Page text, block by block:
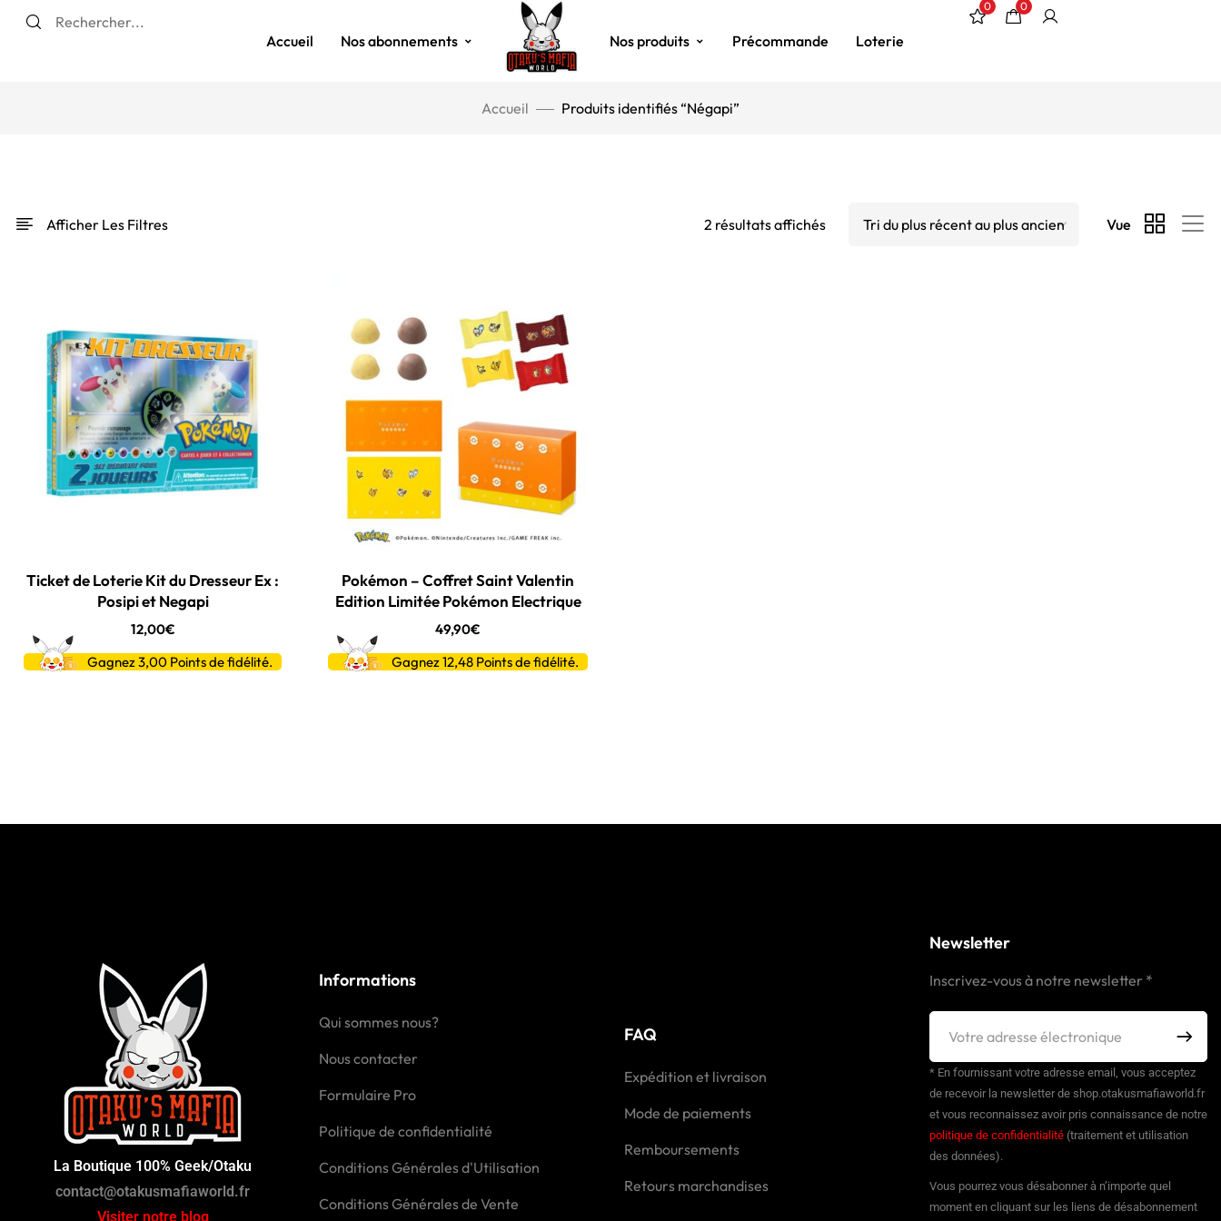
Accueil Nos abonnements Nos produits Précommande Loterie
0 0
Accueil Produits identifiés “Négapi”
Afficher Les Filtres 2 résultats affichés Vue
Ticket de Loterie Kit du Dresseur Ex :
Posipi et Negapi
12,00€
Gagnez 3,00 Points de fidélité.
Pokémon – Coffret Saint Valentin
Edition Limitée Pokémon Electrique
49,90€
Gagnez 12,48 Points de fidélité.
La Boutique 100% Geek/Otaku
contact@otakusmafiaworld.fr
Visiter notre blog
Informations
Qui sommes nous?
Nous contacter
Formulaire Pro
Politique de confidentialité
Conditions Générales d'Utilisation
Conditions Générales de Vente
FAQ
Expédition et livraison
Mode de paiements
Remboursements
Retours marchandises
Newsletter
Inscrivez-vous à notre newsletter *
* En fournissant votre adresse email, vous acceptez
de recevoir la newsletter de shop.otakusmafiaworld.fr
et vous reconnaissez avoir pris connaissance de notre
politique de confidentialité (traitement et utilisation
des données).
Vous pourrez vous désabonner à n’importe quel
moment en cliquant sur les liens de désabonnement